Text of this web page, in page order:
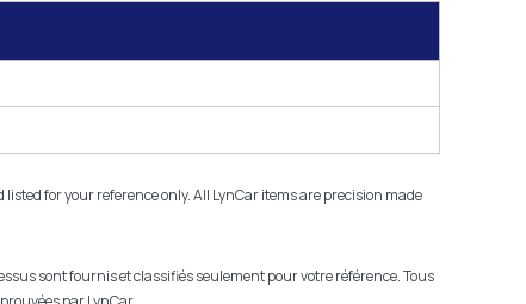
for your reference only. All LynCar items are precision made
sont fournis et classifiés seulement pour votre référence. Tous